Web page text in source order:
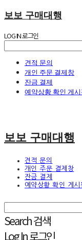
보보 구매대행
LOG IN로그인
견적 문의
개인 주문 결제창
잔금 결제
예약상황 확인 게
보보 구매대행
견적 문의
개인 주문 결제창
잔금 결제
예약상황 확인 게시
Search검색
Log In로그인